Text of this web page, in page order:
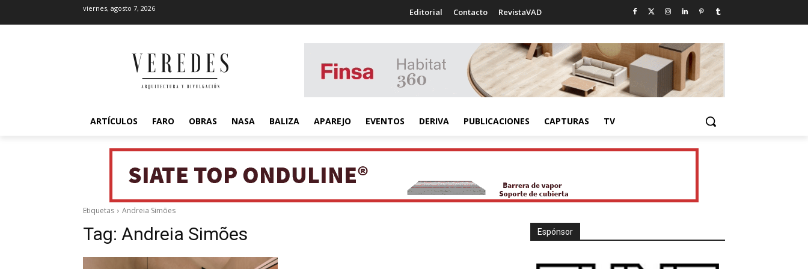
viernes, agosto 7, 2026 Editorial Contacto RevistaVAD
ARTÍCULOS FARO OBRAS NASA BALIZA APAREJO EVENTOS DERIVA PUBLICACIONES CAPTURAS TV
Etiquetas Andreia Simões
Tag: Andreia Simões Espónsor